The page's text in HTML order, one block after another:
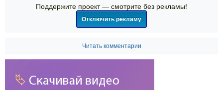
Поддержите проект — смотрите без рекламы!
Отключить рекламу
Читать комментарии